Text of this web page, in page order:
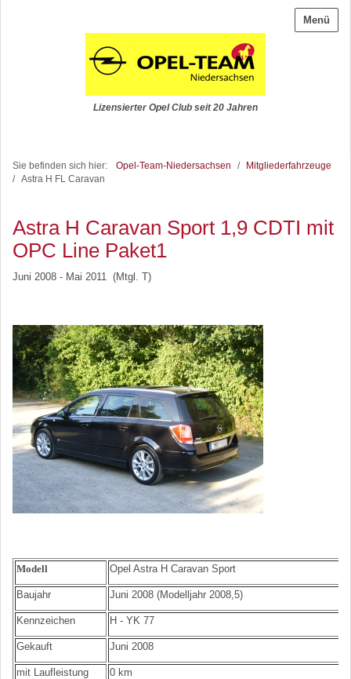
Menü
Lizensierter Opel Club seit 20 Jahren
Sie befinden sich hier: Opel-Team-Niedersachsen /
Mitgliederfahrzeuge
/
Astra H FL Caravan
Astra H Caravan Sport 1,9 CDTI mit
OPC Line Paket1
Juni 2008 - Mai 2011 (Mtgl. T)
Modell Opel Astra H Caravan Sport
Baujahr Juni 2008 (Modelljahr 2008,5)
Kennzeichen H - YK 77
Gekauft Juni 2008
mit Laufleistung 0 km